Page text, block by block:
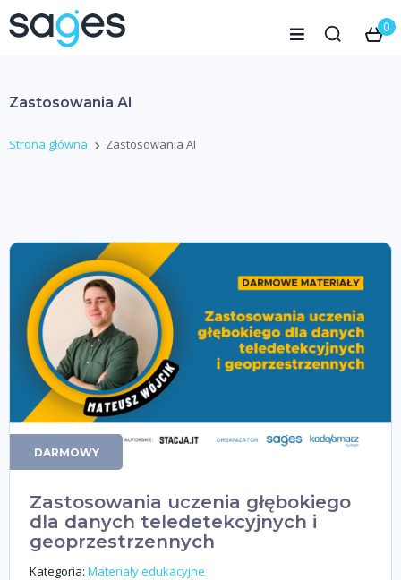
0
Zastosowania AI
Strona główna Zastosowania AI
Zastosowania uczenia głębokiego
dla danych teledetekcyjnych i
geoprzestrzennych
Kategoria: Materiały edukacyjne
DARMOWY